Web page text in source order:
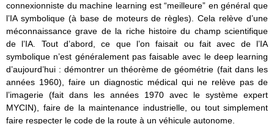
connexionniste du machine learning est “meilleure” en général que
l’IA symbolique (à base de moteurs de règles). Cela relève d’une
méconnaissance grave de la riche histoire du champ scientifique
de l’IA. Tout d’abord, ce que l’on faisait ou fait avec de l’IA
symbolique n’est généralement pas faisable avec le deep learning
d’aujourd’hui : démontrer un théorème de géométrie (fait dans les
années 1960), faire un diagnostic médical qui ne relève pas de
l’imagerie (fait dans les années 1970 avec le système expert
MYCIN), faire de la maintenance industrielle, ou tout simplement
faire respecter le code de la route à un véhicule autonome.